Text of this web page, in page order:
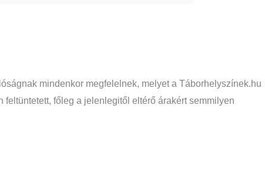
mindenkor megfelelnek, melyet a Táborhelyszínek.hu
főleg a jelenlegitől eltérő árakért semmilyen